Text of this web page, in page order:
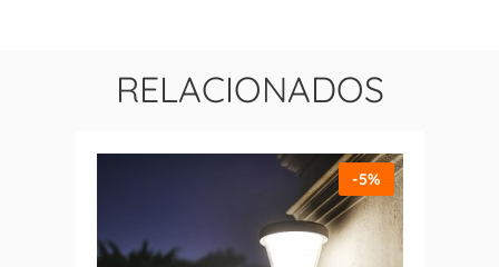
RELACIONADOS
-5%